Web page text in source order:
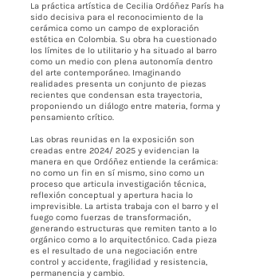
La práctica artística de Cecilia Ordóñez París ha
sido decisiva para el reconocimiento de la
cerámica como un campo de exploración
estética en Colombia. Su obra ha cuestionado
los límites de lo utilitario y ha situado al barro
como un medio con plena autonomía dentro
del arte contemporáneo. Imaginando
realidades presenta un conjunto de piezas
recientes que condensan esta trayectoria,
proponiendo un diálogo entre materia, forma y
pensamiento crítico.
Las obras reunidas en la exposición son
creadas entre 2024/ 2025 y evidencian la
manera en que Ordóñez entiende la cerámica:
no como un fin en sí mismo, sino como un
proceso que articula investigación técnica,
reflexión conceptual y apertura hacia lo
imprevisible. La artista trabaja con el barro y el
fuego como fuerzas de transformación,
generando estructuras que remiten tanto a lo
orgánico como a lo arquitectónico. Cada pieza
es el resultado de una negociación entre
control y accidente, fragilidad y resistencia,
permanencia y cambio.